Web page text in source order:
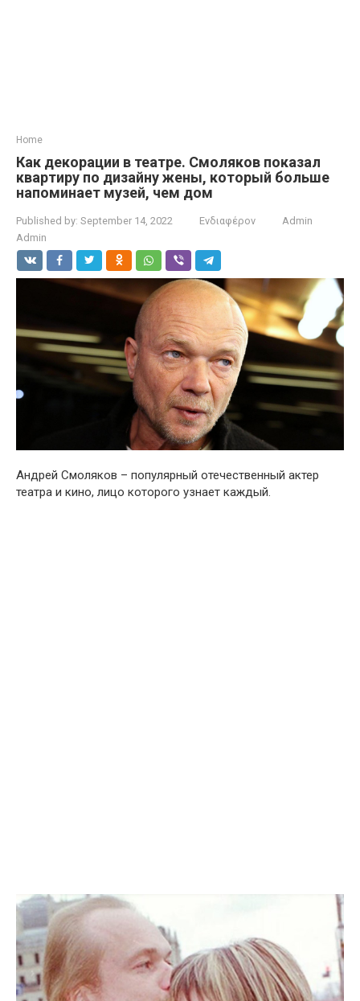
Home
Как декорации в театре. Смоляков показал
квартиру по дизайну жены, который больше
напоминает музей, чем дом
Published by: September 14, 2022 Ενδιαφέρον
Admin
Admin
Андрей Смоляков – популярный отечественный актер
театра и кино, лицо которого узнает каждый.